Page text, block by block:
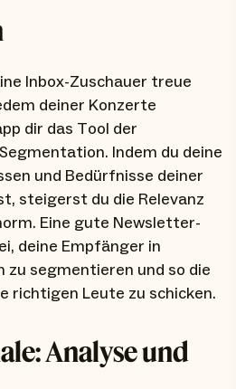
Inbox-Zuschauer treue
deiner Konzerte
dir das Tool der
Indem du deine
und Bedürfnisse deiner
steigerst du die Relevanz
Eine gute Newsletter-
deine Empfänger in
zu segmentieren und so die
richtigen Leute zu schicken.
Analyse und